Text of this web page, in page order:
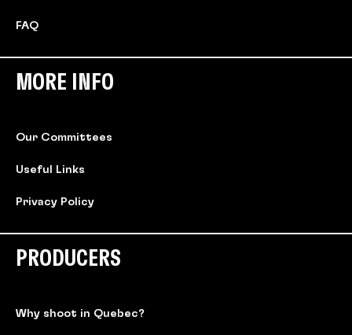
FAQ
MORE INFO
Our Committees
Useful Links
Privacy Policy
PRODUCERS
Why shoot in Quebec?